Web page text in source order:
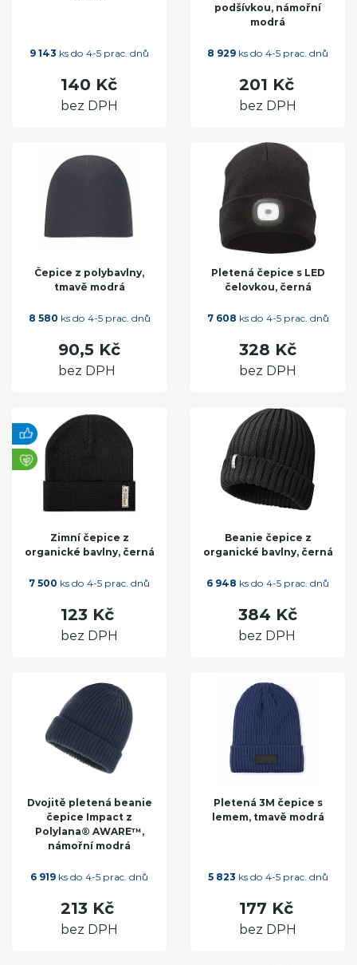
9 143 ks do 4-5 prac. dnů
140 Kč
bez DPH
podšívkou, námořní
modrá
8 929 ks do 4-5 prac. dnů
201 Kč
bez DPH
Čepice z polybavlny,
tmavě modrá
8 580 ks do 4-5 prac. dnů
90,5 Kč
bez DPH
Pletená čepice s LED
čelovkou, černá
7 608 ks do 4-5 prac. dnů
328 Kč
bez DPH
Zimní čepice z
organické bavlny, černá
7 500 ks do 4-5 prac. dnů
123 Kč
bez DPH
Beanie čepice z
organické bavlny, černá
6 948 ks do 4-5 prac. dnů
384 Kč
bez DPH
Dvojitě pletená beanie
čepice Impact z
Polylana® AWARE™,
námořní modrá
6 919 ks do 4-5 prac. dnů
213 Kč
bez DPH
Pletená 3M čepice s
lemem, tmavě modrá
5 823 ks do 4-5 prac. dnů
177 Kč
bez DPH